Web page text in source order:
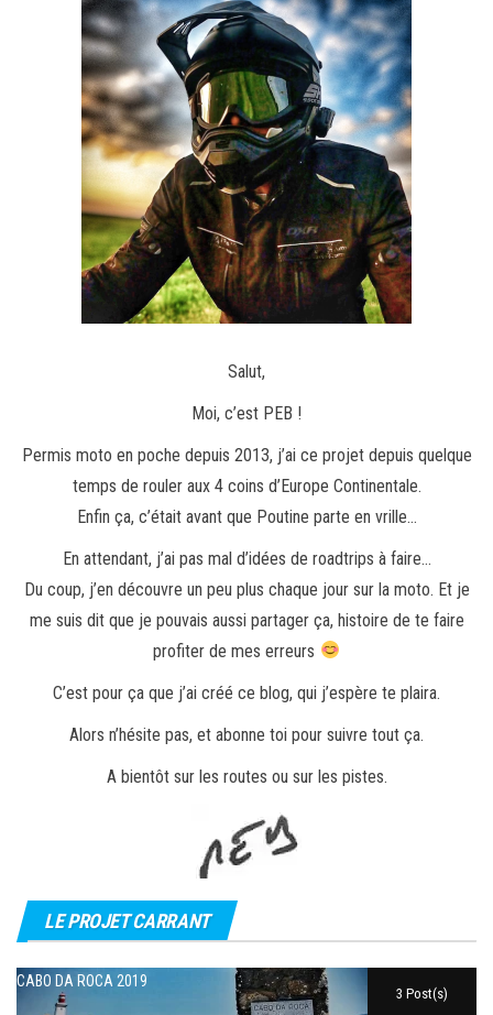
Salut,
Moi, c’est PEB !
Permis moto en poche depuis 2013, j’ai ce projet depuis quelque
temps de rouler aux 4 coins d’Europe Continentale.
Enfin ça, c’était avant que Poutine parte en vrille…
En attendant, j’ai pas mal d’idées de roadtrips à faire…
Du coup, j’en découvre un peu plus chaque jour sur la moto. Et je
me suis dit que je pouvais aussi partager ça, histoire de te faire
profiter de mes erreurs
C’est pour ça que j’ai créé ce blog, qui j’espère te plaira.
Alors n’hésite pas, et abonne toi pour suivre tout ça.
A bientôt sur les routes ou sur les pistes.
LE PROJET CARRANT
CABO DA ROCA 2019
3 Post(s)